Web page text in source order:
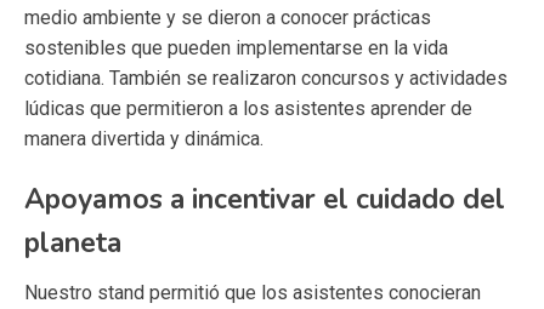
medio ambiente y se dieron a conocer prácticas
sostenibles que pueden implementarse en la vida
cotidiana. También se realizaron concursos y actividades
lúdicas que permitieron a los asistentes aprender de
manera divertida y dinámica.
Apoyamos a incentivar el cuidado del
planeta
Nuestro stand permitió que los asistentes conocieran